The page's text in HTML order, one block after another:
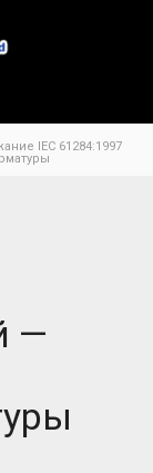
IEC 61284:1997
—